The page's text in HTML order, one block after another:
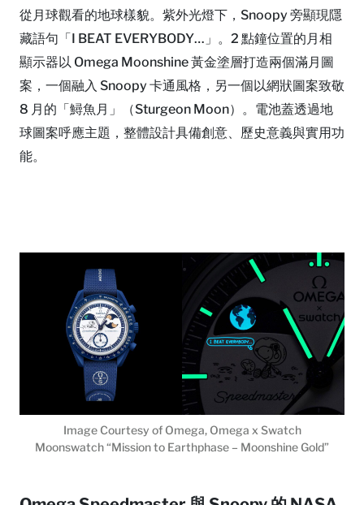
從月球觀看的地球樣貌。紫外光燈下，Snoopy 旁顯現隱
藏語句「I BEAT EVERYBODY…」。2 點鐘位置的月相
顯示器以 Omega Moonshine 黃金塗層打造兩個滿月圖
案，一個融入 Snoopy 卡通風格，另一個以網狀圖案致敬
8 月的「鱘魚月」（Sturgeon Moon）。電池蓋透過地
球圖案呼應主題，整體設計具備創意、歷史意義與實用功
能。
Image Courtesy of Omega, Omega x Swatch
Moonswatch “Mission to Earthphase – Moonshine Gold”